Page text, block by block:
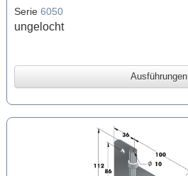
Serie 6050
ungelocht
Ausführungen